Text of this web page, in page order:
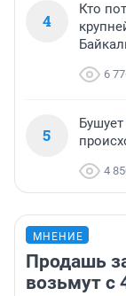
4
Кто
6
5
4
МНЕНИЕ
Продашь
возьмут с